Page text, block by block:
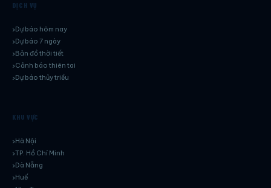
DỊCH VỤ
Dự báo hôm nay
Dự báo 7 ngày
Bản đồ thời tiết
Cảnh báo thiên tai
Dự báo thủy triều
KHU VỰC
Hà Nội
TP. Hồ Chí Minh
Dà Nẵng
Huế